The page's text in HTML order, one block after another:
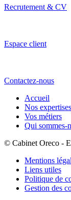
Recrutement & CV
Espace client
Contactez-nous
Accueil
Nos expertises
Vos métiers
Qui sommes-
© Cabinet Oreco -
Mentions
Liens utiles
Politique de
Gestion des